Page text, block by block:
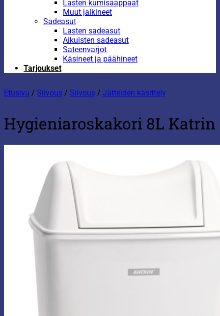
Lasten kumisaappaat
Muut jalkineet
Sadeasut
Lasten sadeasut
Aikuisten sadeasut
Sateenvarjot
Käsineet ja päähineet
Tarjoukset
Etusivu / Siivous / Siivous / Jätteiden käsittely
Hygieniaroskakori 8L Katrin